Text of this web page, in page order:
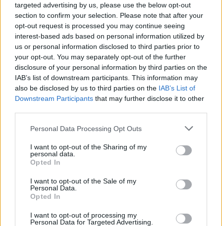
targeted advertising by us, please use the below opt-out
section to confirm your selection. Please note that after your
opt-out request is processed you may continue seeing
interest-based ads based on personal information utilized by
us or personal information disclosed to third parties prior to
your opt-out. You may separately opt-out of the further
disclosure of your personal information by third parties on the
IAB’s list of downstream participants. This information may
also be disclosed by us to third parties on the IAB’s List of
Downstream Participants that may further disclose it to other
Personal Data Processing Opt Outs
I want to opt-out of the Sharing of my
personal data.
Opted In
I want to opt-out of the Sale of my
Personal Data.
Opted In
I want to opt-out of processing my
Personal Data for Targeted Advertising.
Ακολουθήστε το E-Radio.gr στοGoogle News
και μάθετε πρώτοιτα πιο hot νέα .
Ακολουθήστε το E-Radio.gr και στο Instagram